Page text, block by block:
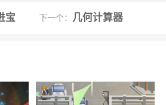
超高清的优质影片，可在拍
宝 下一个： 几何计算器